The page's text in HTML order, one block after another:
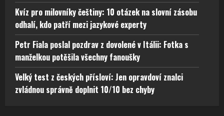
Kvíz pro milovníky češtiny: 10 otázek na slovní zásobu
odhalí, kdo patří mezi jazykové experty
Petr Fiala poslal pozdrav z dovolené v Itálii: Fotka s
manželkou potěšila všechny fanoušky
Velký test z českých přísloví: Jen opravdoví znalci
zvládnou správně doplnit 10/10 bez chyby